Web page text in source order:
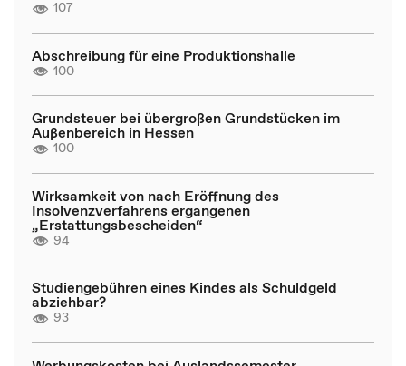
107
Abschreibung für eine Produktionshalle
100
Grundsteuer bei übergroßen Grundstücken im
Außenbereich in Hessen
100
Wirksamkeit von nach Eröffnung des
Insolvenzverfahrens ergangenen
„Erstattungsbescheiden“
94
Studiengebühren eines Kindes als Schuldgeld
abziehbar?
93